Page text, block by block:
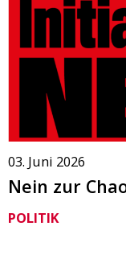
03. Juni 2026
Nein zur
POLITIK